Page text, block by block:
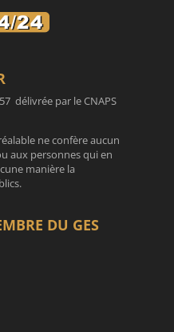
délivrée par le CNAPS
ne confère aucun
aux personnes qui en
manière la
DU GES